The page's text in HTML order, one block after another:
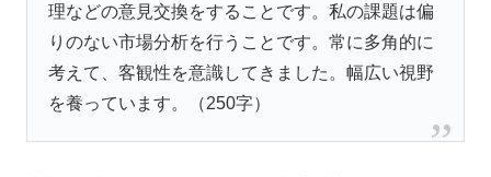
理などの意見交換をすることです。私の課題は偏
りのない市場分析を行うことです。常に多角的に
考えて、客観性を意識してきました。幅広い視野
を養っています。（250字）